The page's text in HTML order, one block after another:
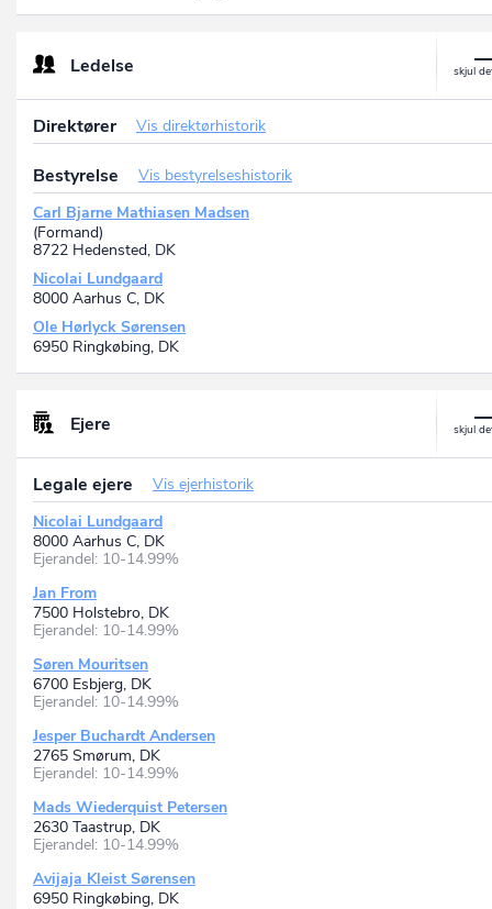
Ledelse
Direktører Vis direktørhistorik
Bestyrelse
Vis bestyrelseshistorik
Carl Bjarne Mathiasen Madsen
(Formand)
8722 Hedensted, DK
Nicolai Lundgaard
8000 Aarhus C, DK
Ole Hørlyck Sørensen
6950 Ringkøbing, DK
Ejere
Legale ejere
Vis ejerhistorik
Nicolai Lundgaard
8000 Aarhus C, DK
Ejerandel: 10-14.99%
Jan From
7500 Holstebro, DK
Ejerandel: 10-14.99%
Søren Mouritsen
6700 Esbjerg, DK
Ejerandel: 10-14.99%
Jesper Buchardt Andersen
2765 Smørum, DK
Ejerandel: 10-14.99%
Mads Wiederquist Petersen
2630 Taastrup, DK
Ejerandel: 10-14.99%
Avijaja Kleist Sørensen
6950 Ringkøbing, DK